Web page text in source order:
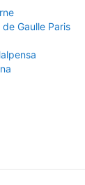
Gaulle Paris